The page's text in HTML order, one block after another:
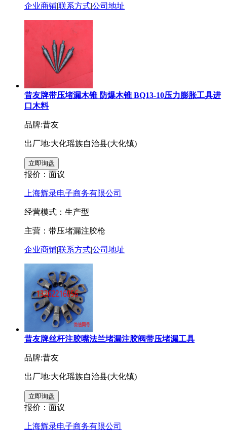
企业商铺|联系方式|公司地址
昔友牌带压堵漏木锥 防爆木锥 BQ13-10压力膨胀工具进
口木料
品牌:昔友
出厂地:大化瑶族自治县(大化镇)
报价： 面议
上海辉录电子商务有限公司
经营模式：生产型
主营：带压堵漏注胶枪
企业商铺|联系方式|公司地址
昔友牌丝杆注胶嘴法兰堵漏注胶阀带压堵漏工具
品牌:昔友
出厂地:大化瑶族自治县(大化镇)
报价： 面议
上海辉录电子商务有限公司